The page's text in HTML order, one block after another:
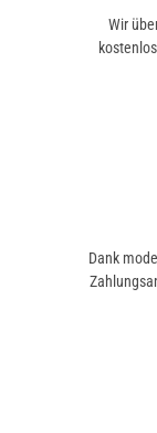
Wir
Dank